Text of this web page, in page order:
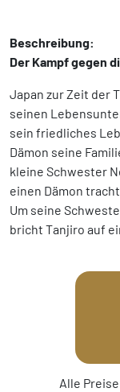
Beschreibung:
Der Kampf gegen
Japan zur Zeit der
seinen
sein friedliches
Dämon seine
kleine Schwester
einen Dämon
Um seine
bricht Tanjiro auf
Alle